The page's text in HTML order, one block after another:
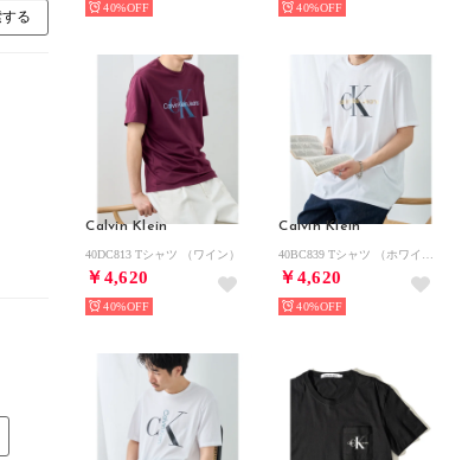
40% 40%
Calvin Klein
40DC813 Tシャツ （ワイン）
￥4,620
40%
Calvin Klein
￥4,620
40%